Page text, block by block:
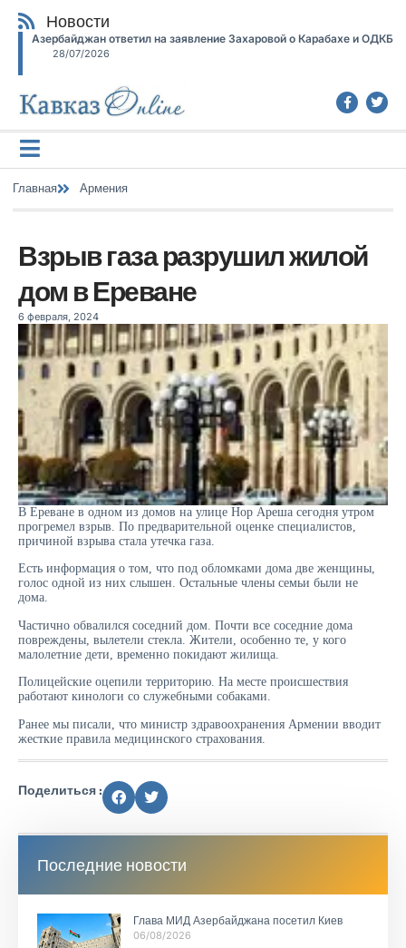
Новости
Азербайджан ответил на заявление Захаровой о Карабахе и ОДКБ
28/07/2026
Главная Армения
Взрыв газа разрушил жилой
дом в Ереване
6 февраля, 2024
В Ереване в одном из домов на улице Нор Ареша сегодня утром
прогремел взрыв. По предварительной оценке специалистов,
причиной взрыва стала утечка газа.
Есть информация о том, что под обломками дома две женщины,
голос одной из них слышен. Остальные члены семьи были не
дома.
Частично обвалился соседний дом. Почти все соседние дома
повреждены, вылетели стекла. Жители, особенно те, у кого
малолетние дети, временно покидают жилища.
Полицейские оцепили территорию. На месте происшествия
работают кинологи со служебными собаками.
Ранее мы писали, что министр здравоохранения Армении вводит
жесткие правила медицинского страхования.
Поделиться :
Последние новости
Глава МИД Азербайджана посетил Киев
06/08/2026